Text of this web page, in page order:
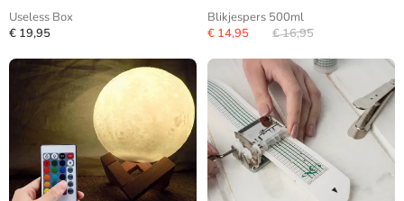
Useless Box
€ 19,95
Blikjespers 500ml
€ 14,95
€ 16,95